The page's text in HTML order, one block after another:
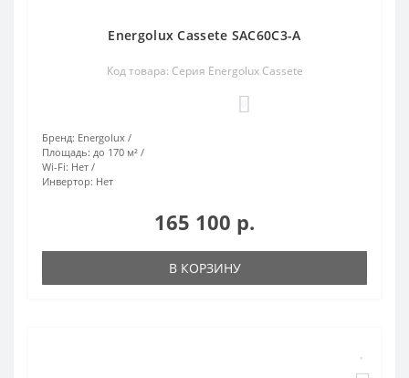
Energolux Cassete SAC60C3-A
Код товара: Серия Energolux Cassete
Бренд: Energolux
Площадь: до 170 м²
Wi-Fi: Нет
Инвертор: Нет
165 100 р.
В КОРЗИНУ